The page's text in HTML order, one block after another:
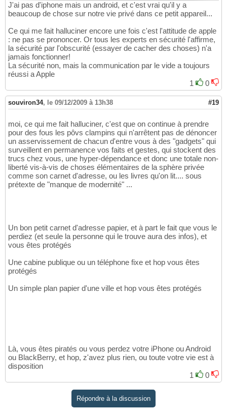
J'ai pas d'iphone mais un android, et c'est vrai qu'il y a
beaucoup de chose sur notre vie privé dans ce petit appareil...
Ce qui me fait halluciner encore une fois c'est l'attitude de apple
: ne pas se prononcer. Or tous les experts en sécurité l'affirme,
la sécurité par l'obscurité (essayer de cacher des choses) n'a
jamais fonctionner!
La sécurité non, mais la communication par le vide a toujours
réussi a Apple
1
0
souviron34, le 09/12/2009 à 13h38 #19
moi, ce qui me fait halluciner, c'est que on continue à prendre
pour des fous les pôvs clampins qui n'arrêtent pas de dénoncer
un asservissement de chacun d'entre vous à des "gadgets" qui
surveillent en permanence vos faits et gestes, qui stockent des
trucs chez vous, une hyper-dépendance et donc une totale non-
liberté vis-à-vis de choses élémentaires de la sphère privée
comme son carnet d'adresse, ou les livres qu'on lit.... sous
prétexte de "manque de modernité" ...
Un bon petit carnet d'adresse papier, et à part le fait que vous le
perdiez (et seule la personne qui le trouve aura des infos), et
vous êtes protégés
Une cabine publique ou un téléphone fixe et hop vous êtes
protégés
Un simple plan papier d'une ville et hop vous êtes protégés
Là, vous êtes piratés ou vous perdez votre iPhone ou Android
ou BlackBerry, et hop, z'avez plus rien, ou toute votre vie est à
disposition
1
0
Répondre à la discussion